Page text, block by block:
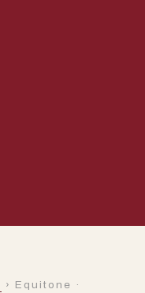
› Equitone ·